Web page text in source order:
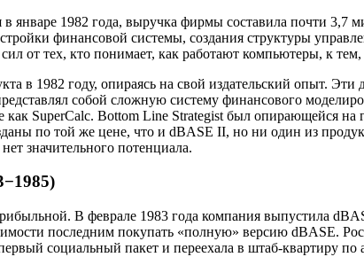
январе 1982 года, выручка фирмы составила почти
финансовой системы, создания структуры
от тех, кто понимает, как работают компьютеры, к
в 1982 году, опираясь на свой издательский опыт.
собой сложную систему финансового
как SuperCalc. Bottom Line Strategist был опирающейся
по той же цене, что и dBASE II, но ни один из
значительного потенциала.
В феврале 1983 года компания выпустила
последним покупать «полную» версию dBASE.
социальный пакет и переехала в штаб-квартиру